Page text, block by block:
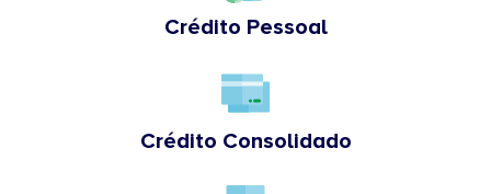
Crédito Pessoal
Crédito Consolidado